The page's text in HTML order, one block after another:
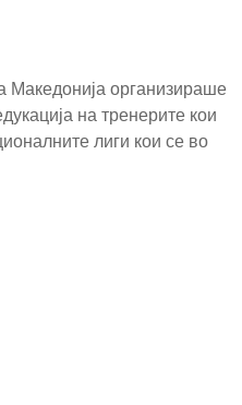
Македонија организираше
на тренерите кои
лиги кои се во